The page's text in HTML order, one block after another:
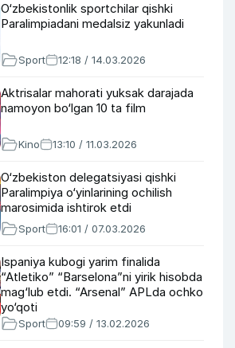
O‘zbekistonlik sportchilar qishki
Paralimpiadani medalsiz yakunladi
Sport 12:18 / 14.03.2026
Aktrisalar mahorati yuksak darajada
namoyon bo‘lgan 10 ta film
Kino 13:10 / 11.03.2026
O‘zbekiston delegatsiyasi qishki
Paralimpiya o‘yinlarining ochilish
marosimida ishtirok etdi
Sport 16:01 / 07.03.2026
Ispaniya kubogi yarim finalida
“Atletiko” “Barselona”ni yirik hisobda
mag‘lub etdi. “Arsenal” APLda ochko
yo‘qoti
Sport 09:59 / 13.02.2026